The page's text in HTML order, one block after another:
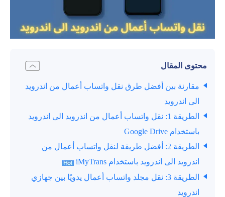
محتوى المقال
مقارنة بين أفضل طرق نقل واتساب أعمال من اندرويد
الى اندرويد
الطريقة 1: نقل واتساب أعمال من اندرويد الى اندرويد
باستخدام Google Drive
الطريقة 2: أفضل طريقة لنقل واتساب أعمال من
اندرويد الى اندرويد باستخدام iMyTrans
الطريقة 3: نقل مجلد واتساب أعمال يدويًا بين جهازي
اندرويد